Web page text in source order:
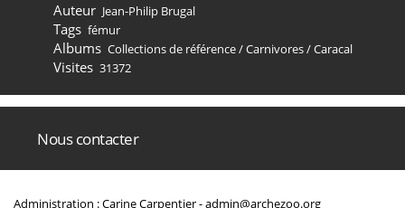
Auteur Jean-Philip Brugal
Tags fémur
Albums Collections de référence/Carnivores/Caracal
Visites 31372
Nous contacter
Administration : Carine Carpentier -admin@archezoo.org